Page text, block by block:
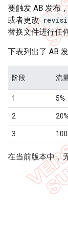
要触发 AB 发布
或者更改
替换文件进行任
下表列出了 AB
阶段 流
1 5%
2 20%
3
在当前版本中，